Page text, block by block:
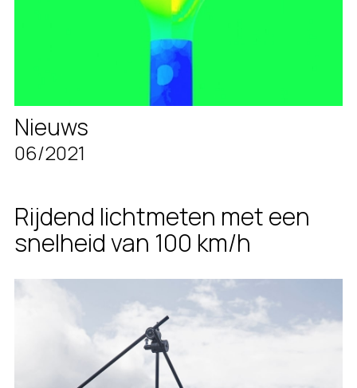
Nieuws
06/2021
Rijdend lichtmeten met een
snelheid van 100 km/h